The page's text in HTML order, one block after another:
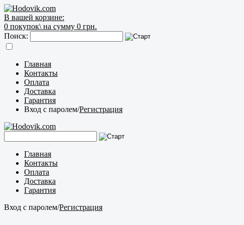
В вашей корзине:
0 покупок\ на сумму 0 грн.
Поиск:
Главная
Контакты
Оплата
Доставка
Гарантия
Вход с паролем/Регистрация
Главная
Контакты
Оплата
Доставка
Гарантия
Вход с паролем/Регистрация